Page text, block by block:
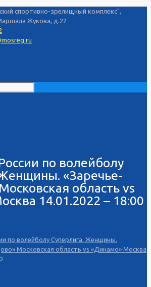
спортивно-зрелищный комплекс",
Жукова, д.22
по волейболу
«Заречье-
область vs
14.01.2022 – 18:00
по волейболу Суперлига. Женщины.
Московская область vs «Динамо» Москва